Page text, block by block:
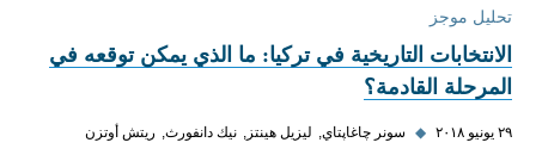
تحليل موجز
الانتخابات التاريخية في تركيا: ما الذي يمكن توقعه في
المرحلة القادمة؟
٢٩ يونيو ٢٠١٨ ◆ سونر چاغاپتاي ليزيل هينتز نيك دانفورث ريتش أوتزن